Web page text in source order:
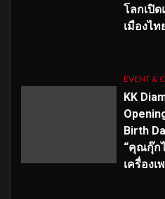
โลกเปิ
เมืองไท
EVENT &
KK
Birth
“คุณกุ๊ก
เครื่อง